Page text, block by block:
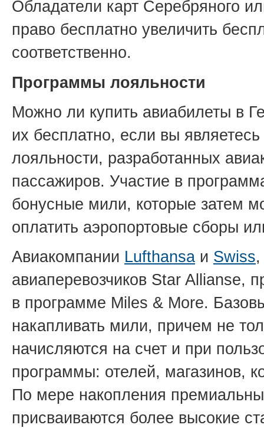
Обладатели карт Серебряного
право бесплатно увеличить
соответственно.
Программы лояльности
Можно ли купить авиабилеты в
их бесплатно, если вы
лояльности, разработанных
пассажиров. Участие в
бонусные мили, которые затем
оплатить аэропортовые сборы
Авиакомпании Lufthansa и Swiss
авиаперевозчиков Star Allianse,
в программе Miles & More.
накапливать мили, причем не
начисляются на счет и при
программы: отелей, магазинов,
По мере накопления
присваиваются более высокие